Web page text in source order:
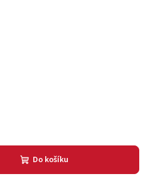
Do košíku